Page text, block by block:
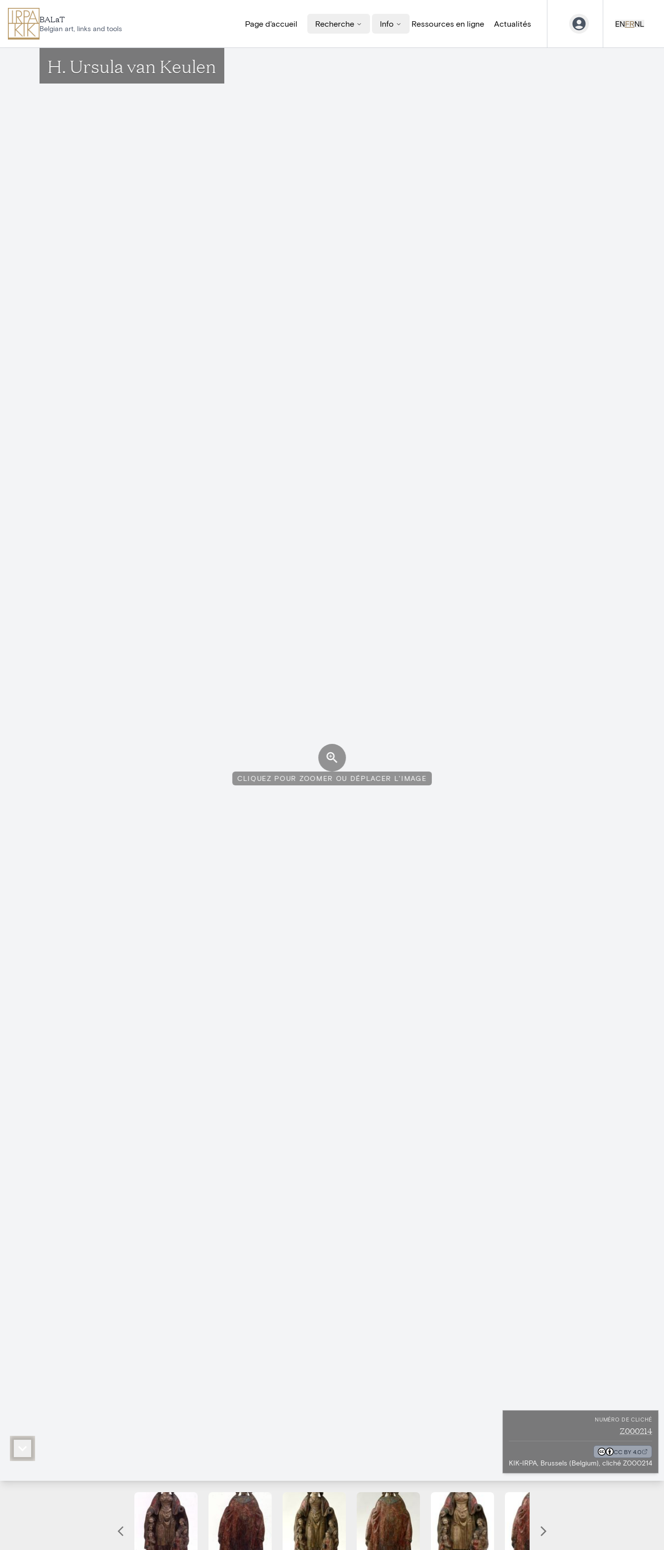
BALaT
Belgian art, links and tools
Page d'accueil Recherche Info Ressources en ligne Actualités ENFRNL
H. Ursula van Keulen
CLIQUEZ POUR ZOOMER OU DÉPLACER L'IMAGE
NUMÉRO DE CLICHÉ
Z000214
CC BY 4.0
KIK-IRPA, Brussels (Belgium), cliché Z000214